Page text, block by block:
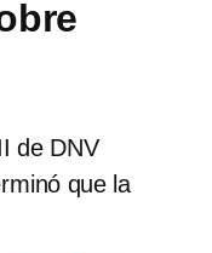
de DNV
que la